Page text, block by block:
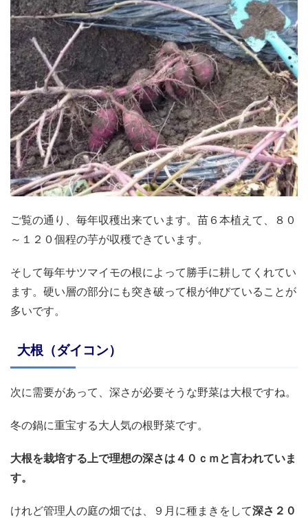
ご覧の通り、毎年収穫出来ています。苗６本植えて、８０
～１２０個程の芋が収穫できています。
そして毎年サツマイモの根によって勝手に耕してくれてい
ます。硬い層の部分にも突き破って根が伸びていることが
多いです。
大根（ダイコン）
次に需要があって、深さが必要そうな野菜は大根ですね。
冬の鍋に重宝する大人気の根野菜です。
大根を栽培する上で理想の深さは４０ｃｍと言われていま
す。
けれど管理人の庭の畑では、９月に種まきをして深さ２０